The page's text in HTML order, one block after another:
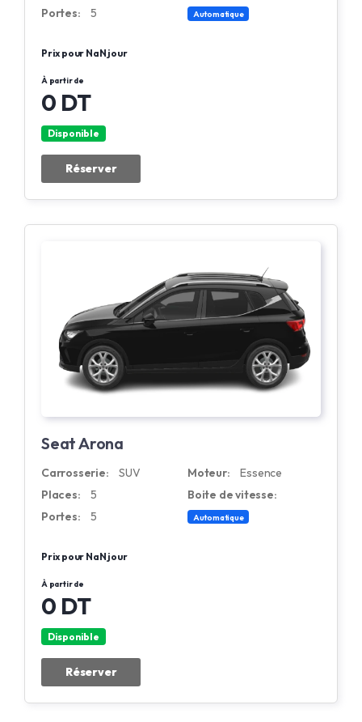
Portes:
5 Automatique
Prix pour NaN jour
À partir de
0 DT
Disponible
Réserver
Seat Arona
Carrosserie:
SUV
Places:
5
Portes:
5
Moteur:
Essence
Boite de vitesse:
Automatique
Prix pour NaN jour
À partir de
0 DT
Disponible
Réserver